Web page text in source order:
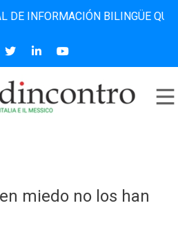
BILINGÜE QUE DESDE 2006
miedo no los han